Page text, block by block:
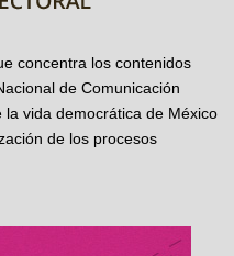
concentra los contenidos
de Comunicación
vida democrática de México
de los procesos